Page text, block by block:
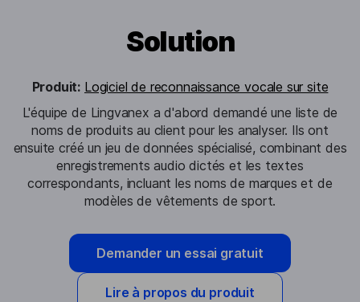
Solution
Produit: Logiciel de reconnaissance vocale sur site
L'équipe de Lingvanex a d'abord demandé une liste de
noms de produits au client pour les analyser. Ils ont
ensuite créé un jeu de données spécialisé, combinant des
enregistrements audio dictés et les textes
correspondants, incluant les noms de marques et de
modèles de vêtements de sport.
Demander un essai gratuit
Lire à propos du produit